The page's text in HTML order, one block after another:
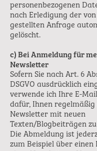
personenbezogenen
nach Erledigung der
gestellten Anfrage
gelöscht.
c) Bei Anmeldung für
Newsletter
Sofern Sie nach Art. 6
DSGVO ausdrücklich
verwende ich Ihre E-
dafür, Ihnen regelmäßig
Newsletter mit neuen
Texten/Blogbeiträgen
Die Abmeldung ist
zum Beispiel über einen